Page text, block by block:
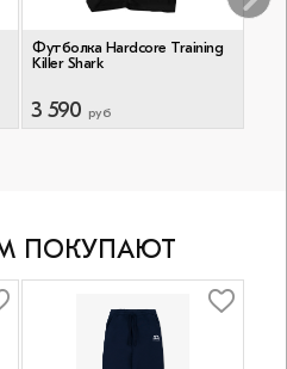
Футболка Hardcore Training
Killer Shark
3 590 руб
ПОКУПАЮТ